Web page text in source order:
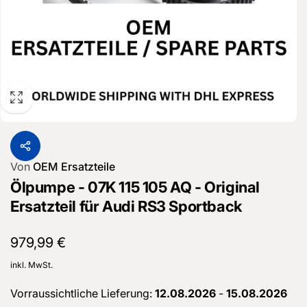
Von OEM Ersatzteile
Ölpumpe - 07K 115 105 AQ - Original
Ersatzteil für Audi RS3 Sportback
Normaler
Preis
979,99 €
inkl. MwSt.
Vorraussichtliche Lieferung: 12.08.2026 - 15.08.2026